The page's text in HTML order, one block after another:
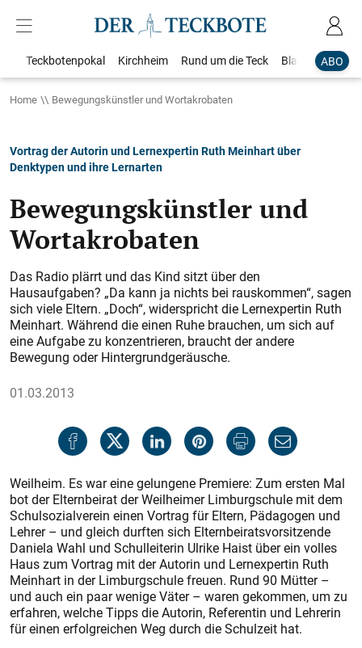
ABO
Teckbotenpokal Kirchheim Rund um die Teck Blaulicht
Home Bewegungskünstler und Wortakrobaten
Vortrag der Autorin und Lernexpertin Ruth Meinhart über
Denktypen und ihre Lernarten
Bewegungskünstler und
Wortakrobaten
Das Radio plärrt und das Kind sitzt über den
Hausaufgaben? „Da kann ja nichts bei rauskommen“, sagen
sich viele Eltern. „Doch“, widerspricht die Lernexpertin Ruth
Meinhart. Während die einen Ruhe brauchen, um sich auf
eine Aufgabe zu konzentrieren, braucht der andere
Bewegung oder Hintergrundgeräusche.
01.03.2013
Weilheim. Es war eine gelungene Premiere: Zum ersten Mal
bot der Elternbeirat der Weilheimer Limburgschule mit dem
Schulsozialverein einen Vortrag für Eltern, Pädagogen und
Lehrer – und gleich durften sich Elternbeiratsvorsitzende
Daniela Wahl und Schulleiterin Ulrike Haist über ein volles
Haus zum Vortrag mit der Autorin und Lernexpertin Ruth
Meinhart in der Limburgschule freuen. Rund 90 Mütter –
und auch ein paar wenige Väter – waren gekommen, um zu
erfahren, welche Tipps die Autorin, Referentin und Lehrerin
für einen erfolgreichen Weg durch die Schulzeit hat.